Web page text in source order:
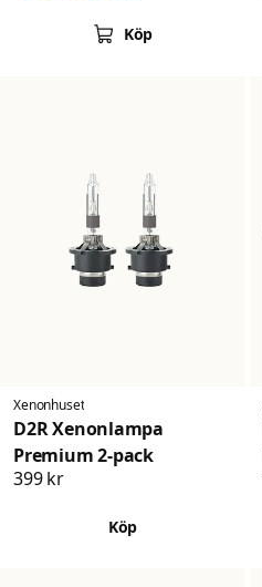
Köp
Xenonhuset
D2R Xenonlampa
Premium 2-pack
399 kr
Köp